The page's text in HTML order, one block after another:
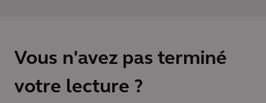
Vous n'avez pas terminé
votre lecture ?